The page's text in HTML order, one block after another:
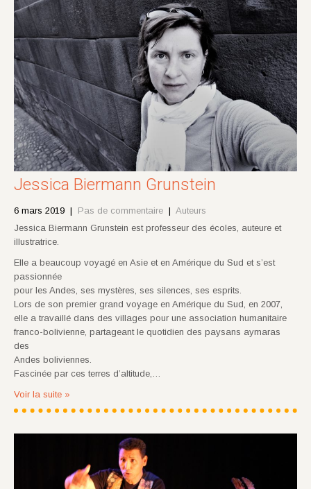
Jessica Biermann Grunstein
6 mars 2019 | Pas de commentaire | Auteurs
Jessica Biermann Grunstein est professeur des écoles, auteure et
illustratrice.
Elle a beaucoup voyagé en Asie et en Amérique du Sud et s’est
passionnée
pour les Andes, ses mystères, ses silences, ses esprits.
Lors de son premier grand voyage en Amérique du Sud, en 2007,
elle a travaillé dans des villages pour une association humanitaire
franco-bolivienne, partageant le quotidien des paysans aymaras
des
Andes boliviennes.
Fascinée par ces terres d’altitude,…
Voir la suite »